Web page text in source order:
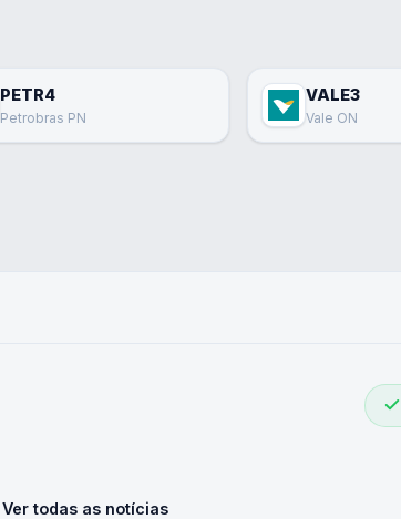
PETR4
Petrobras PN
VALE3
Vale ON
Ver todas as notícias